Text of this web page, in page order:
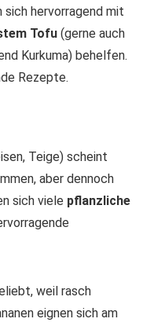
sich hervorragend mit
Tofu (gerne auch
Kurkuma) behelfen.
Rezepte.
Teige) scheint
aber dennoch
sich viele pflanzliche
weil rasch
eignen sich am